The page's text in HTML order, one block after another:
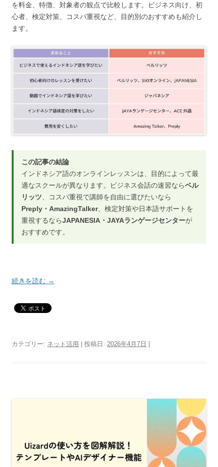
を料金、特徴、対象者の観点で比較します。ビジネス向け、初
心者、検定対策、コスパ重視など、目的別のおすすめも紹介し
ます。
この記事の結論
インドネシア語のオンラインレッスンは、目的によって最
適なスクールが異なります。ビジネス会話の速習ならベル
リッツ 、コスパ重視で講師を自由に選びたいなら
Preply・AmazingTalker、検定対策や日本語サポートを
重視するならJAPANESIA・JAYAランゲージセンターが
おすすめです。
続きを読む →
カテゴリー: ネット活用 | 投稿日: 2026年4月7日